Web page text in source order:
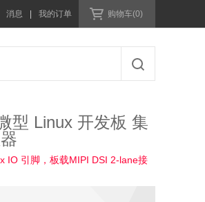
消息 我的订单 购物车(0)
型 Linux 开发板 集
IO 引脚，板载MIPI DSI 2-lane接